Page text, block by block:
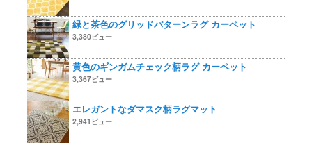
緑と茶色のグリッドパターンラグ カーペット
3,380ビュー
黄色のギンガムチェック柄ラグ カーペット
3,367ビュー
エレガントなダマスク柄ラグマット
2,941ビュー